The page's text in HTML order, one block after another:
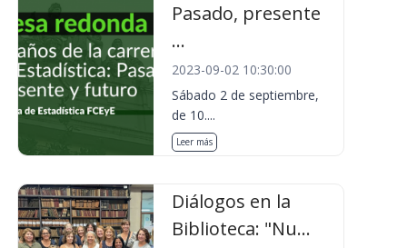
Pasado, presente
...
2023-09-02 10:30:00
Sábado 2 de septiembre,
de 10....
Leer más
Diálogos en la
Biblioteca: "Nu...